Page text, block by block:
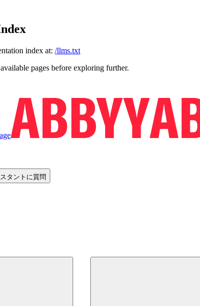
index at: /llms.txt
pages before exploring further.
タントに質問